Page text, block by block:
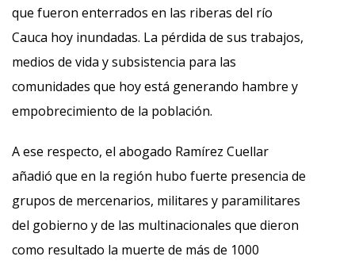
que fueron enterrados en las riberas del río
Cauca hoy inundadas. La pérdida de sus trabajos,
medios de vida y subsistencia para las
comunidades que hoy está generando hambre y
empobrecimiento de la población.
A ese respecto, el abogado Ramírez Cuellar
añadió que en la región hubo fuerte presencia de
grupos de mercenarios, militares y paramilitares
del gobierno y de las multinacionales que dieron
como resultado la muerte de más de 1000